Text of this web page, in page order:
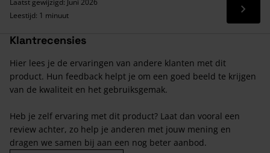
Leestijd: 1 minuut
Lees
Klantrecensies
Hier lees je de ervaringen van andere klanten met dit
product. Hun feedback helpt je om een goed beeld te krijgen
van de kwaliteit en het gebruiksgemak.
Heb je zelf ervaring met dit product? Laat dan vooral een
review achter, zo help je anderen met jouw mening en
dragen we samen bij aan een nog beter aanbod.